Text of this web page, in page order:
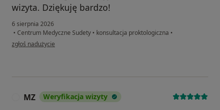
wizyta. Dziękuję bardzo!
6 sierpnia 2026
• Centrum Medyczne Sudety • konsultacja proktologiczna •
w opinii użytkownika BP
zgłoś nadużycie
MZ Weryfikacja wizyty